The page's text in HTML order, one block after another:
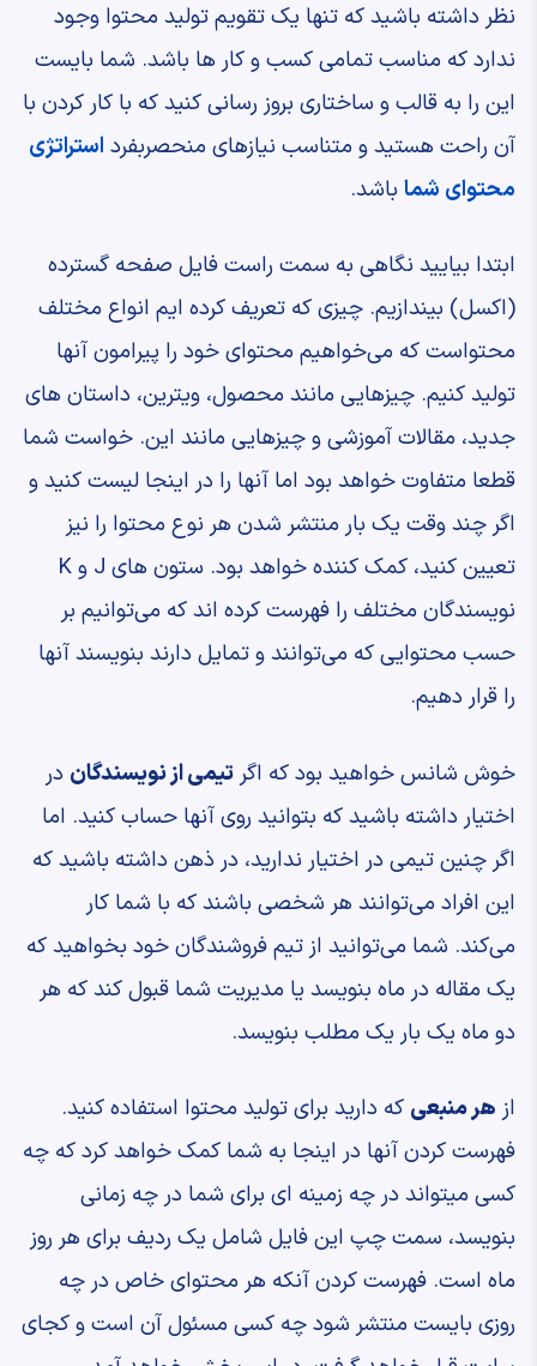
نظر داشته باشید که تنها یک تقویم تولید محتوا وجود
ندارد که مناسب تمامی کسب و کار ها باشد. شما بایست
این را به قالب و ساختاری بروز رسانی کنید که با کار کردن با
آن راحت هستید و متناسب نیازهای منحصربفرد استراتژی
محتوای شماباشد.
ابتدا بیایید نگاهی به سمت راست فایل صفحه گسترده
(اکسل) بیندازیم. چیزی که تعریف کرده ایم انواع مختلف
محتواست که می‌خواهیم محتوای خود را پیرامون آنها
تولید کنیم. چیزهایی مانند محصول، ویترین، داستان های
جدید، مقالات آموزشی و چیزهایی مانند این. خواست شما
قطعا متفاوت خواهد بود اما آنها را در اینجا لیست کنید و
اگر چند وقت یک بار منتشر شدن هر نوع محتوا را نیز
تعیین کنید، کمک کننده خواهد بود. ستون های J و K
نویسندگان مختلف را فهرست کرده اند که می‌توانیم بر
حسب محتوایی که می‌توانند و تمایل دارند بنویسند آنها
را قرار دهیم.
خوش شانس خواهید بود که اگر تیمی از نویسندگاندر
اختیار داشته باشید که بتوانید روی آنها حساب کنید. اما
اگر چنین تیمی در اختیار ندارید، در ذهن داشته باشید که
این افراد می‌توانند هر شخصی باشند که با شما کار
می‌کند. شما می‌توانید از تیم فروشندگان خود بخواهید که
یک مقاله در ماه بنویسد یا مدیریت شما قبول کند که هر
دو ماه یک بار یک مطلب بنویسد.
از هر منبعیکه دارید برای تولید محتوا استفاده کنید.
فهرست کردن آنها در اینجا به شما کمک خواهد کرد که چه
کسی میتواند در چه زمینه ای برای شما در چه زمانی
بنویسد، سمت چپ این فایل شامل یک ردیف برای هر روز
ماه است. فهرست کردن آنکه هر محتوای خاص در چه
روزی بایست منتشر شود چه کسی مسئول آن است و کجای